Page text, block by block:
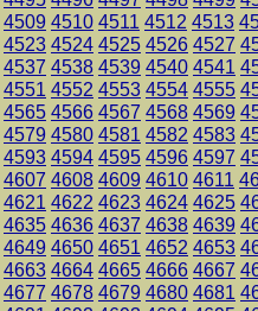
4509 4510 4511 4512 4513
4523 4524 4525 4526 4527
4537 4538 4539 4540 4541
4551 4552 4553 4554 4555
4565 4566 4567 4568 4569
4579 4580 4581 4582 4583
4593 4594 4595 4596 4597
4607 4608 4609 4610 4611
4621 4622 4623 4624 4625
4635 4636 4637 4638 4639
4649 4650 4651 4652 4653
4663 4664 4665 4666 4667
4677 4678 4679 4680 4681